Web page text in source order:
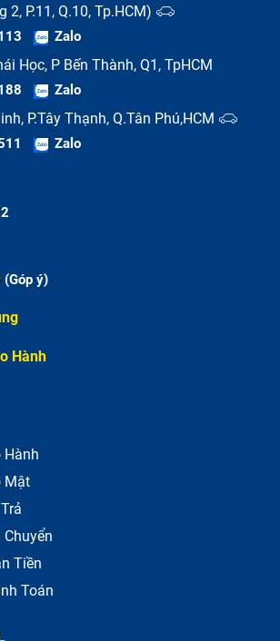
P.11, Q.10, Tp.HCM)
Zalo
Học, P Bến Thành, Q1, TpHCM
Zalo
P.Tây Thạnh, Q.Tân Phú,HCM
Zalo
ý)
Hành
Hành
Mật
Chuyển
Tiền
Toán